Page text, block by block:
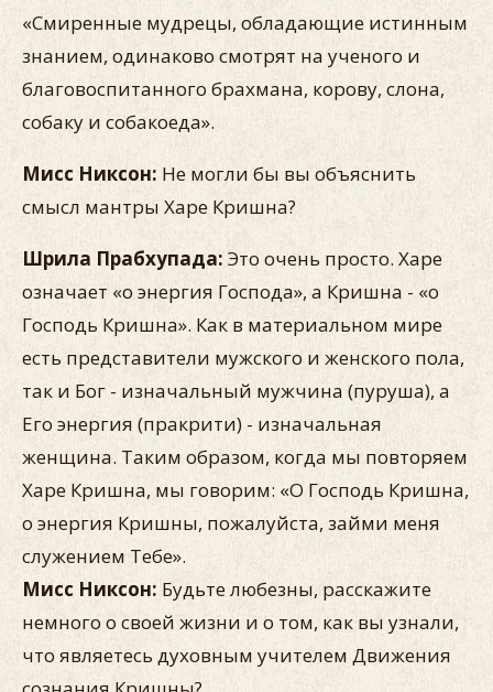
«Смиренные мудрецы, обладающие истинным
знанием, одинаково смотрят на ученого и
благовоспитанного брахмана, корову, слона,
собаку и собакоеда».
Мисс Никсон: Не могли бы вы объяснить
смысл мантры Харе Кришна?
Шрила Прабхупада: Это очень просто. Харе
означает «о энергия Господа», а Кришна - «о
Господь Кришна». Как в материальном мире
есть представители мужского и женского пола,
так и Бог - изначальный мужчина (пуруша), а
Его энергия (пракрити) - изначальная
женщина. Таким образом, когда мы повторяем
Харе Кришна, мы говорим: «О Господь Кришна,
о энергия Кришны, пожалуйста, займи меня
служением Тебе».
Мисс Никсон: Будьте любезны, расскажите
немного о своей жизни и о том, как вы узнали,
что являетесь духовным учителем Движения